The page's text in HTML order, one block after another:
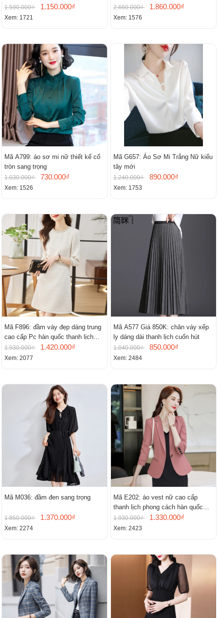
1.590.000₫ 1.150.000₫
Xem: 1721
2.660.000₫ 1.860.000₫
Xem: 1576
Mã A799: áo sơ mi nữ thiết kế cổ
tròn sang trọng
1.030.000₫ 730.000₫
Xem: 1526
Mã G657: Áo Sơ Mi Trắng Nữ kiểu
tây mới
1.240.000₫ 890.000₫
Xem: 1753
Mã F896: đầm váy đẹp dáng trung
cao cấp Pc hàn quốc thanh lịch
mới
1.930.000₫ 1.420.000₫
Xem: 2077
Mã A577 Giá 850K: chân váy xếp
ly dáng dài thanh lịch cuốn hút
1.040.000₫ 850.000₫
Xem: 2484
Mã M036: đầm đen sang trọng
1.850.000₫ 1.370.000₫
Xem: 2274
Mã E202: áo vest nữ cao cấp
thanh lịch phong cách hàn quốc
mới
1.930.000₫ 1.330.000₫
Xem: 2423